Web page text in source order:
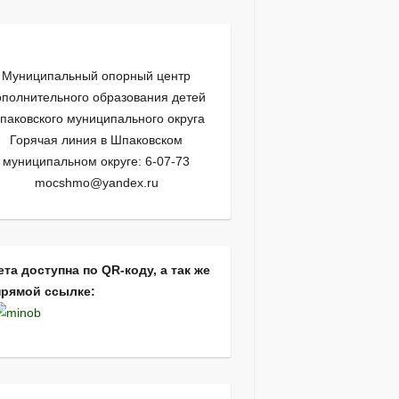
Муниципальный опорный центр
образования детей
муниципального округа
Горячая линия в Шпаковском
муниципальном округе: 6-07-73
mocshmo@yandex.ru
доступна по QR-коду, а так же
ссылке: